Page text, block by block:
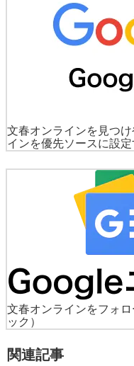
文春オンラインを見つ
インを優先ソースに設定
文春オンラインをフォロ
ック）
関連記事